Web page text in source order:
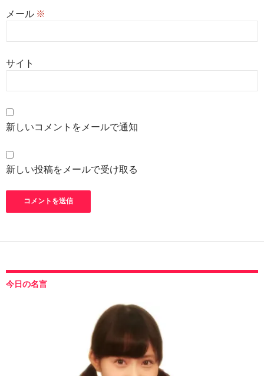
メール ※
サイト
新しいコメントをメールで通知
新しい投稿をメールで受け取る
今日の名言